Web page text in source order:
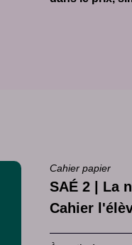
Cahier papier
SAÉ 2 | La
Cahier